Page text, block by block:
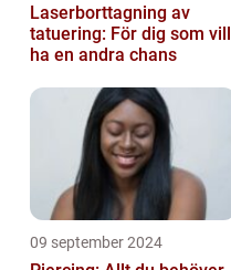
Laserborttagning av
tatuering: För dig som vill
ha en andra chans
09 september 2024